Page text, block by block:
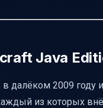
удобства
Java
далёком 2009
из которых